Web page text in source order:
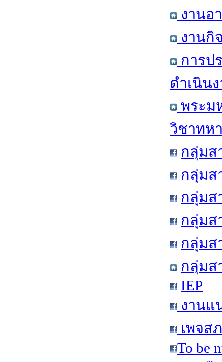
งานอ
งานกิ
การป
ดำเนิน
พระม
วิชาทห
กลุ่มส
กลุ่มส
กลุ่มส
กลุ่มส
กลุ่มส
กลุ่มส
IEP
งานแ
เพจส
To be